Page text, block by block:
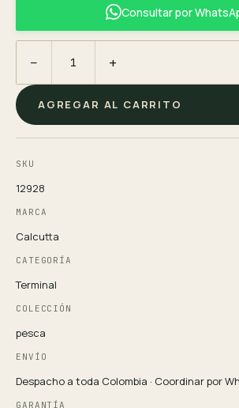
Consultar por
− +
AGREGAR AL CARRITO
SKU
12928
MARCA
Calcutta
CATEGORÍA
Terminal
COLECCIÓN
pesca
ENVÍO
Despacho a toda Colombia · Coordinar por
GARANTÍA